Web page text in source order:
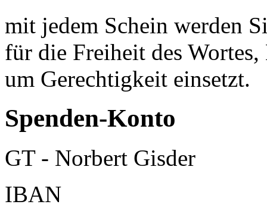
mit jedem Schein werden
für die Freiheit des
um Gerechtigkeit einsetzt.
Spenden-Konto
GT - Norbert Gisder
IBAN